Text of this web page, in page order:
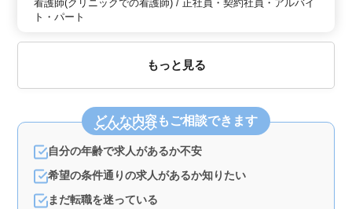
看護師(クリニックでの看護師) / 正社員・契約社員・アルバイ
ト・パート
もっと見る
どんな内容もご相談できます
自分の年齢で求人があるか不安
希望の条件通りの求人があるか知りたい
まだ転職を迷っている